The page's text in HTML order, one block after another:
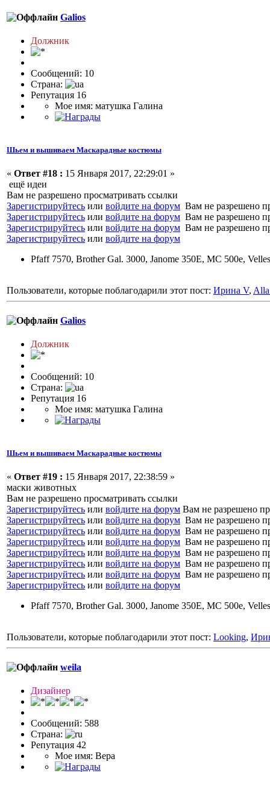
Galios
Должник
Сообщений: 10
Страна:
Репутация 16
Мое имя: матушка Галина
Шьем и вышиваем Маскарадные костюмы
« Ответ #18 : 15 Января 2017, 22:29:01 »
ещё идеи
Вам не разрешено просматривать ссылки
Зарегистрируйтесь или войдите на форум Вам не разрешено
Зарегистрируйтесь или войдите на форум Вам не разрешено
Зарегистрируйтесь или войдите на форум Вам не разрешено
Зарегистрируйтесь или войдите на форум
Pfaff 7570, Brother Gal. 3000, Janome 350E, MC 500e,
Пользователи, которые поблагодарили этот пост: Ирина V,
Galios
Должник
Сообщений: 10
Страна:
Репутация 16
Мое имя: матушка Галина
Шьем и вышиваем Маскарадные костюмы
« Ответ #19 : 15 Января 2017, 22:38:59 »
маски животных
Вам не разрешено просматривать ссылки
Зарегистрируйтесь или войдите на форум Вам не разрешено
Зарегистрируйтесь или войдите на форум Вам не разрешено
Зарегистрируйтесь или войдите на форум Вам не разрешено
Зарегистрируйтесь или войдите на форум Вам не разрешено
Зарегистрируйтесь или войдите на форум Вам не разрешено
Зарегистрируйтесь или войдите на форум Вам не разрешено
Зарегистрируйтесь или войдите на форум Вам не разрешено
Зарегистрируйтесь или войдите на форум
Pfaff 7570, Brother Gal. 3000, Janome 350E, MC 500e,
Пользователи, которые поблагодарили этот пост: Looking,
weila
Дизайнер
Сообщений: 588
Страна:
Репутация 42
Мое имя: Вера